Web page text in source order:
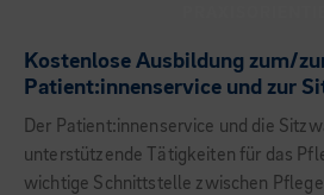
Kostenlose Ausbildung zum/
Patient:innenservice und zur
Der Patient:innenservice und die
unterstützende Tätigkeiten für das
wichtige Schnittstelle zwischen